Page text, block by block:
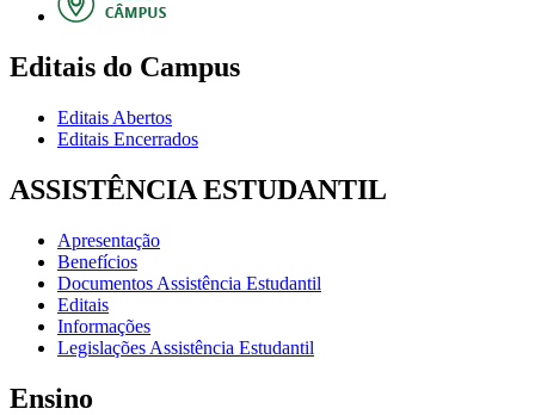
Editais do Campus
Editais Abertos
Editais Encerrados
ASSISTÊNCIA ESTUDANTIL
Apresentação
Benefícios
Documentos Assistência Estudantil
Editais
Informações
Legislações Assistência Estudantil
Ensino